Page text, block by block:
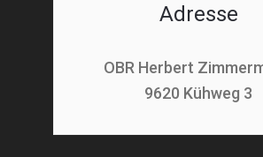
Adresse
OBR Herbert
9620 Kühweg 3